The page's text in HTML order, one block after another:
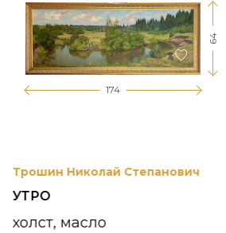
174
64
Трошин Николай Степанович
УТРО
холст, масло